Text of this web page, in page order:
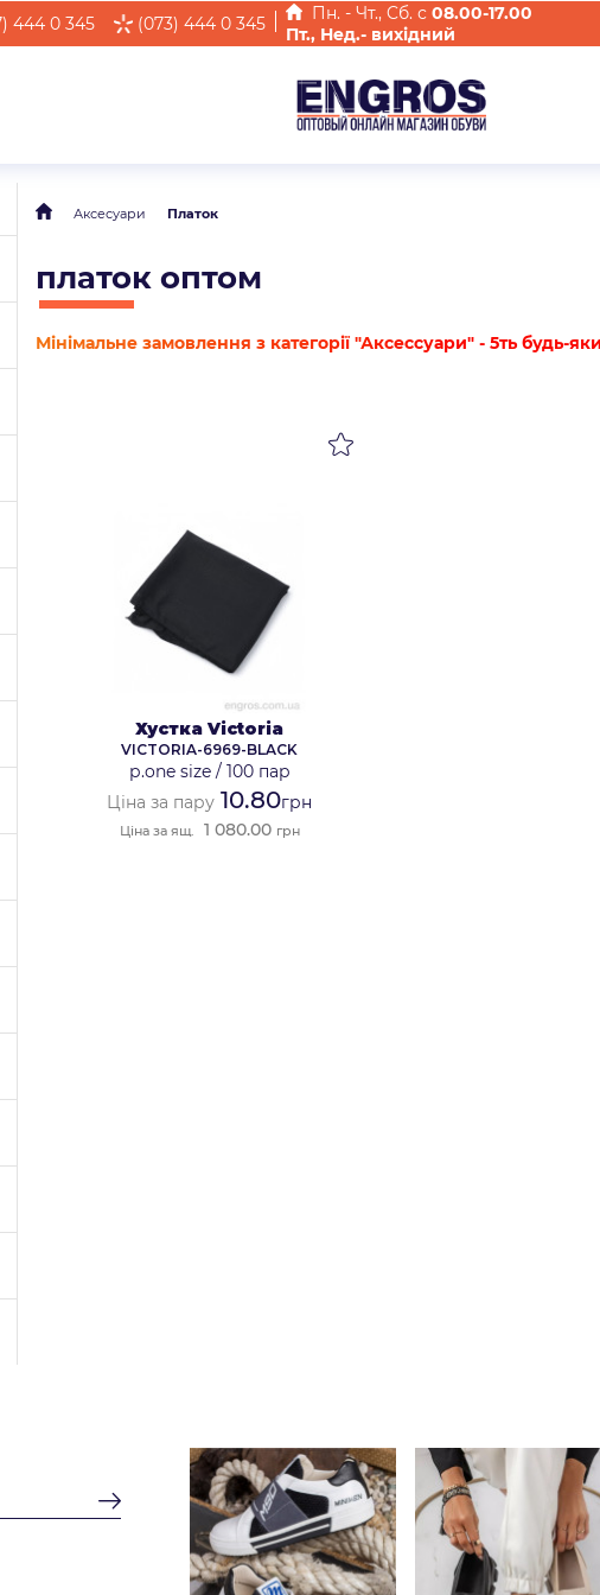
444 0 345 (073) 444 0 345 Пн. - Чт., Cб. с 08.00-17.00
Пт., Нед.- вихідний
Аксесуари Платок
платок оптом
Мінімальне замовлення з категорії "Аксессуари" - 5ть будь-
Хустка Victoria
VICTORIA-6969-BLACK
р.one size/ 100 пар
Ціна за пару 10.80грн
Ціна за ящ. 1 080.00 грн